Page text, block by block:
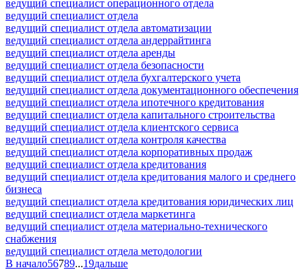
ведущий специалист операционного отдела
ведущий специалист отдела
ведущий специалист отдела автоматизации
ведущий специалист отдела андеррайтинга
ведущий специалист отдела аренды
ведущий специалист отдела безопасности
ведущий специалист отдела бухгалтерского учета
ведущий специалист отдела документационного обеспечения
ведущий специалист отдела ипотечного кредитования
ведущий специалист отдела капитального строительства
ведущий специалист отдела клиентского сервиса
ведущий специалист отдела контроля качества
ведущий специалист отдела корпоративных продаж
ведущий специалист отдела кредитования
ведущий специалист отдела кредитования малого и среднего
бизнеса
ведущий специалист отдела кредитования юридических лиц
ведущий специалист отдела маркетинга
ведущий специалист отдела материально-технического
снабжения
ведущий специалист отдела методологии
В начало56789...19дальше